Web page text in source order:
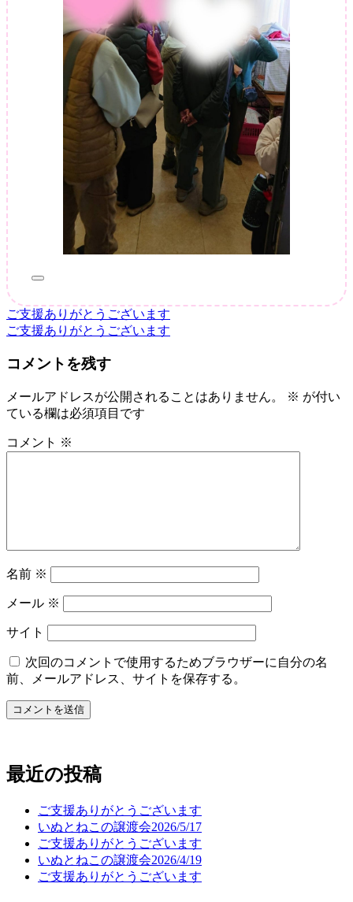
投
稿
ナ
ビ
ゲ
ー
ご支援ありがとうございます
ご支援ありがとうございます
コメントを残す
メールアドレスが公開されることはありません。 ※ が付い
ている欄は必須項目です
コメント ※
名前 ※
メール ※
サイト
次回のコメントで使用するためブラウザーに自分の名
前、メールアドレス、サイトを保存する。
最近の投稿
ご支援ありがとうございます
いぬとねこの譲渡会2026/5/17
ご支援ありがとうございます
いぬとねこの譲渡会2026/4/19
ご支援ありがとうございます